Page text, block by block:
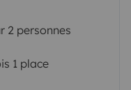
2 personnes
1 place